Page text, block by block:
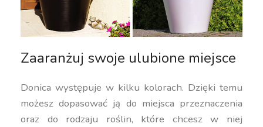
Zaaranżuj swoje ulubione miejsce
Donica występuje w kilku kolorach. Dzięki temu
możesz dopasować ją do miejsca przeznaczenia
oraz do rodzaju roślin, które chcesz w niej